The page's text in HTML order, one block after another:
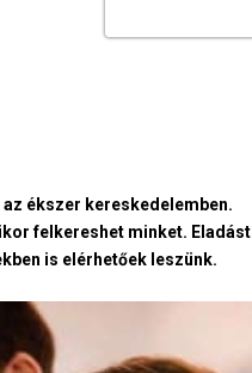
ékszer kereskedelemben.
felkereshet minket. Eladást
is elérhetőek leszünk.